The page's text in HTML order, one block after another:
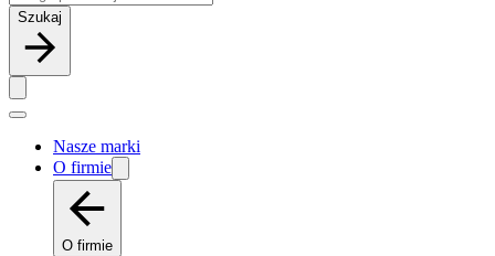
Szukaj
Nasze marki
O firmie
O firmie